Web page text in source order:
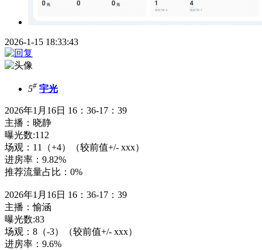
2026-1-15 18:33:43
5# 宇光
2026年1月16日 16：36-17：39
主播：晓静
曝光数:112
场观：11（+4）（较前值+/- xxx）
进房率：9.82%
推荐流量占比：0%
2026年1月16日 16：36-17：39
主播：愉涵
曝光数:83
场观：8（-3）（较前值+/- xxx）
进房率：9.6%